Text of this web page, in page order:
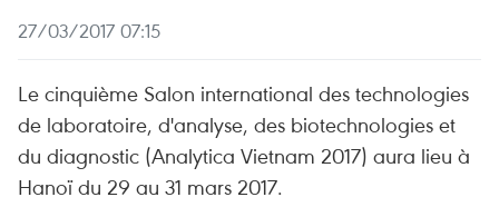
27/03/2017 07:15
Le cinquième Salon international des technologies
de laboratoire, d'analyse, des biotechnologies et
du diagnostic (Analytica Vietnam 2017) aura lieu à
Hanoï du 29 au 31 mars 2017.